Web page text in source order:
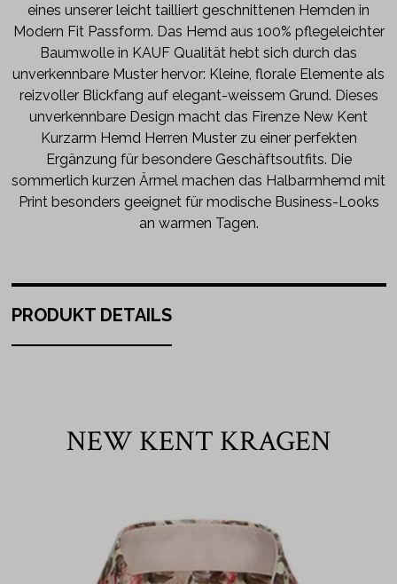
eines unserer leicht tailliert geschnittenen Hemden in
Modern Fit Passform. Das Hemd aus 100% pflegeleichter
Baumwolle in KAUF Qualität hebt sich durch das
unverkennbare Muster hervor: Kleine, florale Elemente als
reizvoller Blickfang auf elegant-weissem Grund. Dieses
unverkennbare Design macht das Firenze New Kent
Kurzarm Hemd Herren Muster zu einer perfekten
Ergänzung für besondere Geschäftsoutfits. Die
sommerlich kurzen Ärmel machen das Halbarmhemd mit
Print besonders geeignet für modische Business-Looks
an warmen Tagen.
PRODUKT DETAILS
NEW KENT KRAGEN